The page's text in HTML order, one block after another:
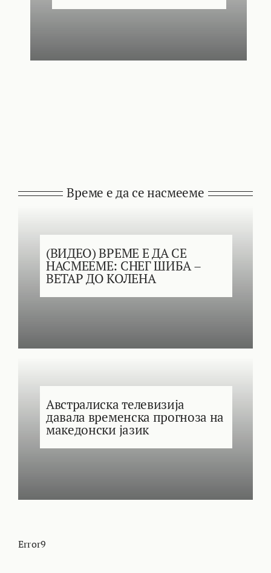
Време е да се насмееме
(ВИДЕО) ВРЕМЕ Е ДА СЕ
НАСМЕЕМЕ: СНЕГ ШИБА –
ВЕТАР ДО КОЛЕНА
Австралиска телевизија
давала временска прогноза на
македонски јазик
Error9